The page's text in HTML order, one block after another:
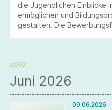
die Jugendlichen Einblicke
ermöglichen und
gestalten. Die
Juni 2026
09.06.2026